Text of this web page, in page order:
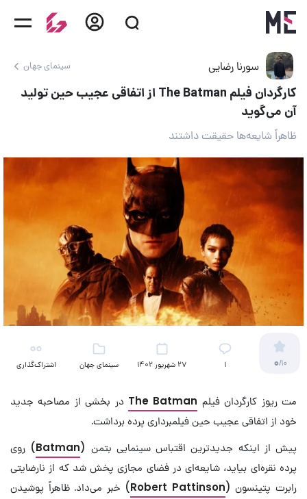
سورنا رضایی سینمای جهان
کارگردان فیلم The Batman از اتفاقی عجیب حین تولید
آن می‌گوید
ظاهراً شایعه‌ها حقیقت داشتند
0/10 ۱ 27 شهریور 1402 سینمای جهان اشتراک‌گذاری
مت ریوز کارگردان فیلم The Batman در بخشی از مصاحبه جدید
خود از اتفاقی عجیب حین فیلمبرداری پرده برداشت.
پیش از اینکه جدیدترین اقتباس سینمایی بتمن (Batman) روی
پرده نقره‌ای بیاید، شایعه‌ای در فضای مجازی پخش شد که از نارضایتی
رابرت پتینسون (Robert Pattinson) خبر می‌داد. ظاهراً پوشیدن